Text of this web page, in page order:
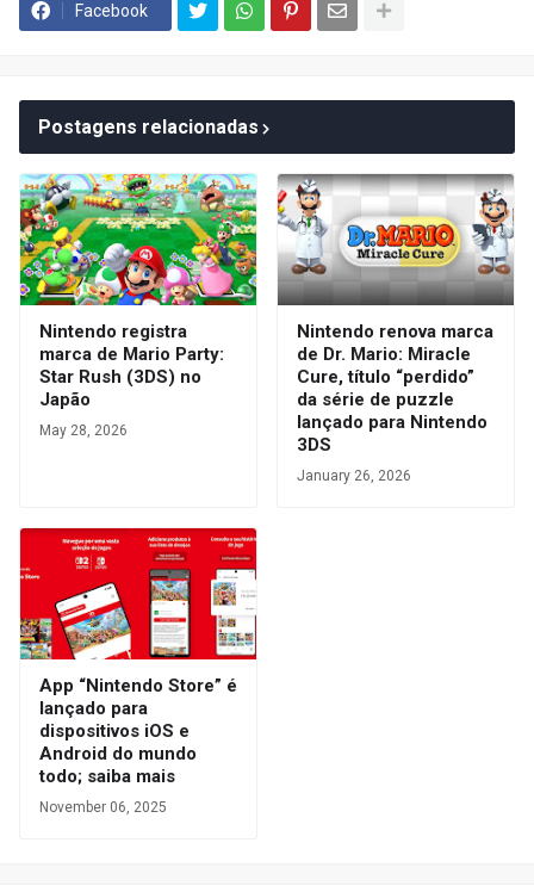
Facebook
Postagens relacionadas
Nintendo registra
marca de Mario Party:
Star Rush (3DS) no
Japão
May 28, 2026
Nintendo renova marca
de Dr. Mario: Miracle
Cure, título “perdido”
da série de puzzle
lançado para Nintendo
3DS
January 26, 2026
App “Nintendo Store” é
lançado para
dispositivos iOS e
Android do mundo
todo; saiba mais
November 06, 2025